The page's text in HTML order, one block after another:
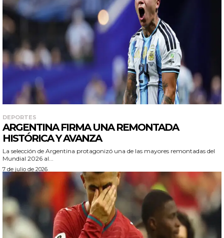
DEPORTES
ARGENTINA FIRMA UNA REMONTADA
HISTÓRICA Y AVANZA
La selección de Argentina protagonizó una de las mayores remontadas del
Mundial 2026 al...
7 de julio de 2026